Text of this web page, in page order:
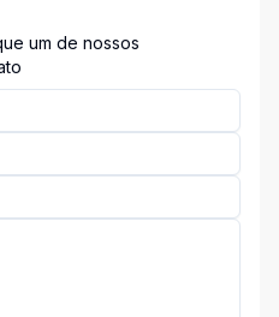
um de nossos